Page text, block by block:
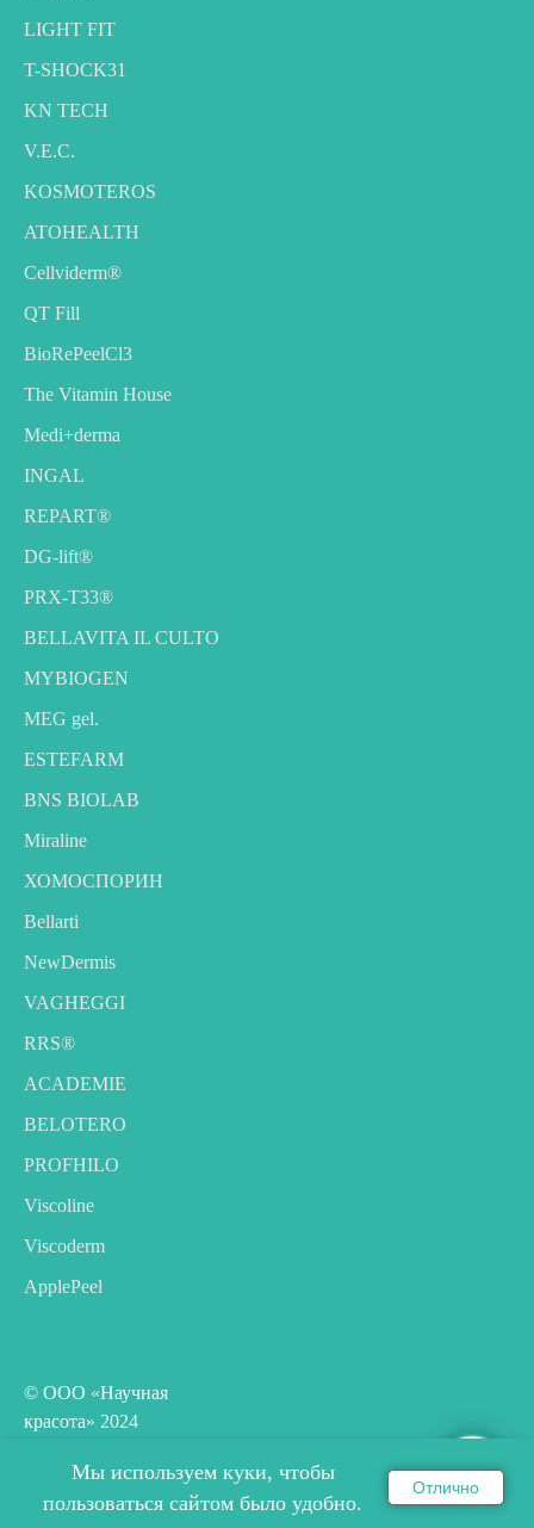
LIGHT FIT
T-SHOCK31
KN TECH
V.E.C.
KOSMOTEROS
ATOHEALTH
Cellviderm®
QT Fill
BioRePeelCl3
The Vitamin House
Medi+derma
INGAL
REPART®
DG-lift®️
PRX-T33®
BELLAVITA IL CULTO
MYBIOGEN
MEG gel.
ESTEFARM
BNS BIOLAB
Miraline
ХОМОСПОРИН
Bellarti
NewDermis
VAGHEGGI
RRS®
ACADEMIE
BELOTERO
PROFHILO
Viscoline
Viscoderm
ApplePeel
© ООО «Научная
красота» 2024
Мы используем куки, чтобы
пользоваться сайтом было удобно.
Отлично
ОНЛАЙН ЗАПИСЬ НА СЕМИНАР